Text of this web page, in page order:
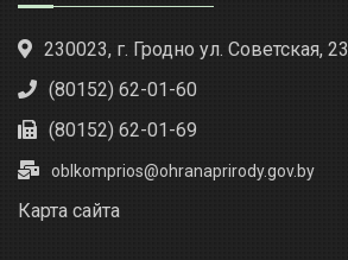
230023, г. Гродно ул. Советская, 23
(80152) 62-01-60
(80152) 62-01-69
oblkomprios@ohranaprirody.gov.by
Карта сайта